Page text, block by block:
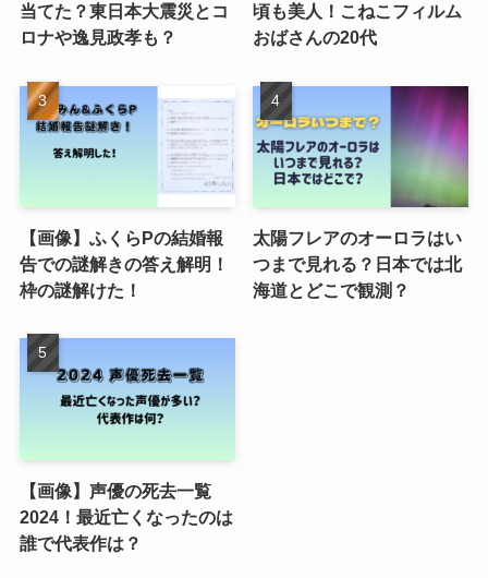
当てた？東日本大震災とコ
ロナや逸見政孝も？
頃も美人！こねこフィルム
おばさんの20代
【画像】ふくらPの結婚報
告での謎解きの答え解明！
枠の謎解けた！
太陽フレアのオーロラはい
つまで見れる？日本では北
海道とどこで観測？
【画像】声優の死去一覧
2024！最近亡くなったのは
誰で代表作は？